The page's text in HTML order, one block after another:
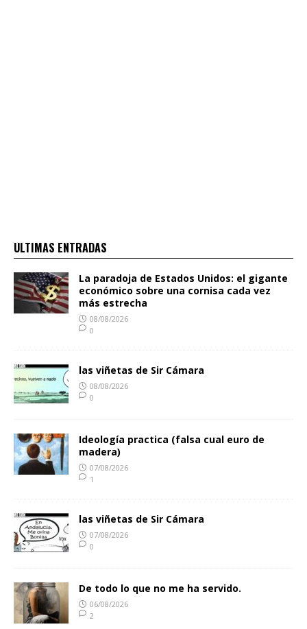
ULTIMAS ENTRADAS
La paradoja de Estados Unidos: el gigante
económico sobre una cornisa cada vez
más estrecha
08/08/2026
0
las viñetas de Sir Cámara
08/08/2026
0
Ideología practica (falsa cual euro de
madera)
07/08/2026
1
las viñetas de Sir Cámara
07/08/2026
0
De todo lo que no me ha servido.
06/08/2026
2